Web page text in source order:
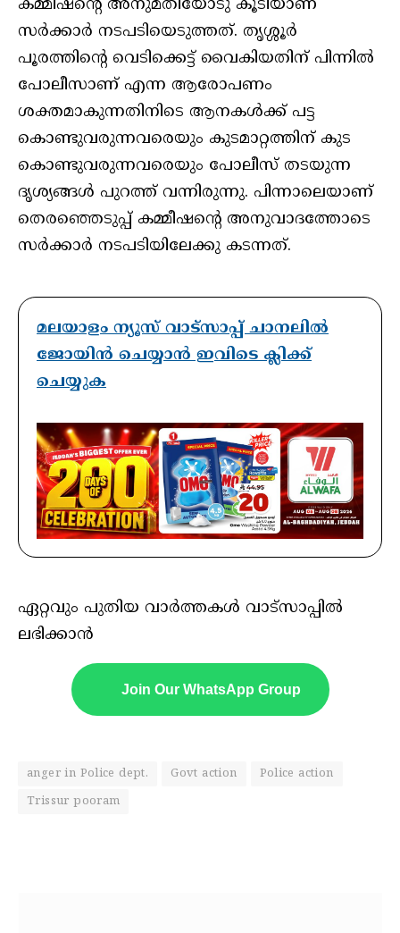
കമ്മീഷന്റെ അനുമതിയോടു കൂടിയാണ്
സര്‍ക്കാര്‍ നടപടിയെടുത്തത്. തൃശ്ശൂര്‍
പൂരത്തിന്റെ വെടിക്കെട്ട് വൈകിയതിന് പിന്നില്‍
പോലീസാണ് എന്ന ആരോപണം
ശക്തമാകുന്നതിനിടെ ആനകള്‍ക്ക് പട്ട
കൊണ്ടുവരുന്നവരെയും കുടമാറ്റത്തിന് കുട
കൊണ്ടുവരുന്നവരെയും പോലീസ് തടയുന്ന
ദൃശ്യങ്ങള്‍ പുറത്ത് വന്നിരുന്നു. പിന്നാലെയാണ്
തെരഞ്ഞെടുപ്പ് കമ്മീഷന്റെ അനുവാദത്തോടെ
സര്‍ക്കാര്‍ നടപടിയിലേക്കു കടന്നത്.
മലയാളം ന്യൂസ് വാട്സാപ്പ് ചാനലിൽ
ജോയിൻ ചെയ്യാൻ ഇവിടെ ക്ലിക്ക്
ചെയ്യുക
ഏറ്റവും പുതിയ വാർത്തകൾ വാട്സാപ്പിൽ
ലഭിക്കാൻ
Join Our WhatsApp Group
anger in Police dept. Govt action
Police action
Trissur pooram